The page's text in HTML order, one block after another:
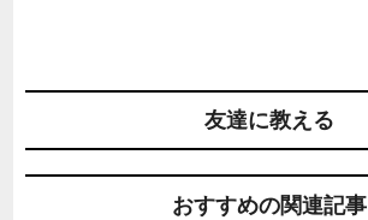
友達に教える
おすすめの関連記事